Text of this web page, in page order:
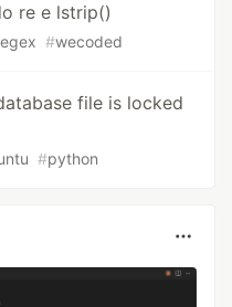
re e lstrip()
#wecoded
file is locked
#python